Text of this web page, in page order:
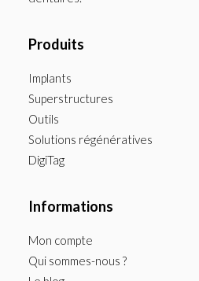
Produits
Implants
Superstructures
Outils
Solutions régénératives
DigiTag
Informations
Mon compte
Qui sommes-nous ?